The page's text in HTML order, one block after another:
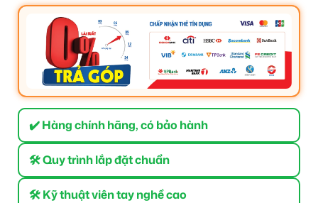
✔️ Hàng chính hãng, có bảo hành
🛠 Quy trình lắp đặt chuẩn
🛠 Kỹ thuật viên tay nghề cao